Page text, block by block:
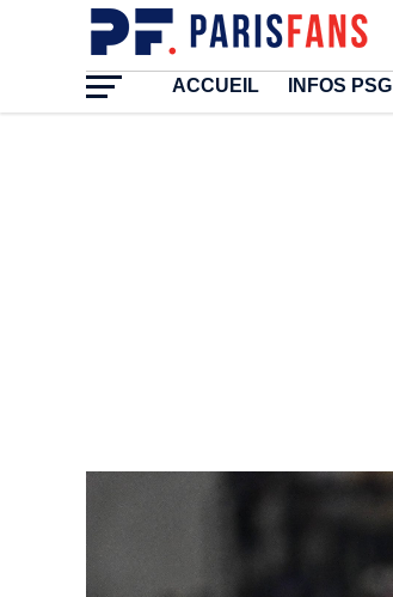
ACCUEIL INFOS PSG